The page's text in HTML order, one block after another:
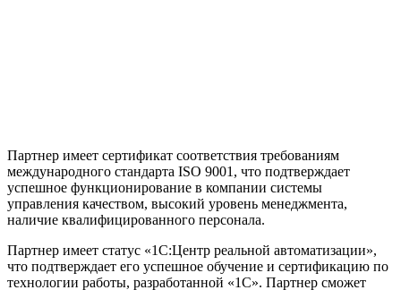
Партнер имеет сертификат соответствия требованиям
международного стандарта ISO 9001, что подтверждает
успешное функционирование в компании системы
управления качеством, высокий уровень менеджмента,
наличие квалифицированного персонала.
Партнер имеет статус «1С:Центр реальной автоматизации»,
что подтверждает его успешное обучение и сертификацию по
технологии работы, разработанной «1С». Партнер сможет